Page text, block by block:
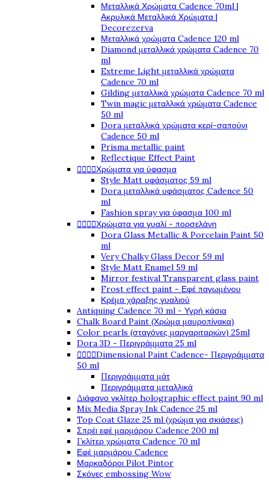
Μεταλλικά Χρώματα Cadence 70ml |
Ακρυλικά Μεταλλικά Χρώματα |
Decorezerva
Μεταλλικά χρώματα Cadence 120 ml
Diamond μεταλλικά χρώματα Cadence 70
ml
Extreme Light μεταλλικά χρώματα
Cadence 70 ml
Gilding μεταλλικά χρώματα Cadence 70 ml
Twin magic μεταλλικά χρώματα Cadence
50 ml
Dora μεταλλικά χρώματα κερί-σαπούνι
Cadence 50 ml
Prisma metallic paint
Reflectique Effect Paint
Χρώματα για ύφασμα
Style Matt υφάσματος 59 ml
Dora μεταλλικά υφάσματος Cadence 50
ml
Fashion spray για ύφασμα 100 ml
Χρώματα για γυαλί - πορσελάνη
Dora Glass Metallic & Porcelain Paint 50
ml
Very Chalky Glass Decor 59 ml
Style Matt Enamel 59 ml
Mirror festival Transparent glass paint
Frost effect paint - Εφέ παγωμένου
Κρέμα χάραξης γυαλιού
Antiquing Cadence 70 ml - Υγρή κάσια
Chalk Board Paint (Χρώμα μαυροπίνακα)
Color pearls (σταγόνες μαργαριταριών) 25ml
Dora 3D - Περιγράμματα 25 ml
Dimensional Paint Cadence- Περιγράμματα
50 ml
Περιγράμματα μάτ
Περιγράμματα μεταλλικά
Διάφανο γκλίτερ holographic effect paint 90 ml
Mix Media Spray Ink Cadence 25 ml
Top Coat Glaze 25 ml (χρώμα για σκιάσεις)
Σπρέι εφέ μαρμάρου Cadence 200 ml
Γκλίτερ χρώματα Cadence 70 ml
Εφέ μαρμάρου Cadence
Μαρκαδόροι Pilot Pintor
Σκόνες embossing Wow